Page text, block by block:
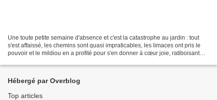
Une toute petite semaine d'absence et c'est la catastrophe au jardin : tout
s'est affaissé, les chemins sont quasi impraticables, les limaces ont pris le
pouvoir et le mildiou en a profité pour s'en donner à cœur joie, ratiboisant
Hébergé par Overblog
Top articles